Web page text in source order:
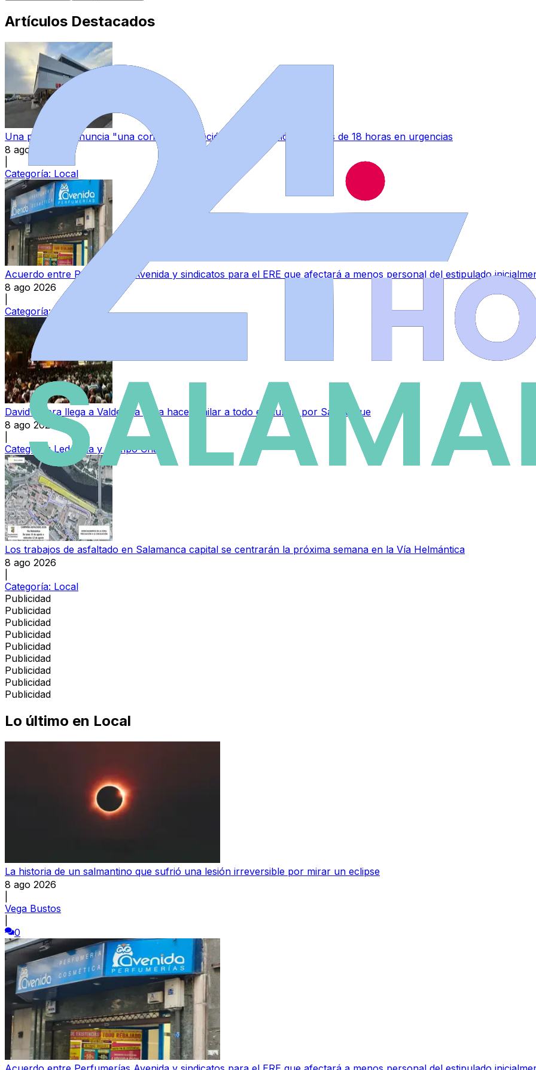
Artículos Destacados
Una paciente denuncia "una continua sensación de abandono" tras más de 18 horas en urgencias
8 ago 2026
Categoría: Local
Acuerdo entre Perfumerías Avenida y sindicatos para el ERE que afectará a menos personal del estipulado
8 ago 2026
Categoría:Local
David Civera llega a Valdelosa para hacer bailar a todo el mundo por San Roque
8 ago 2026
Categoría:Ledesma y Campo Charro
Los trabajos de asfaltado en Salamanca capital se centrarán la próxima semana en la Vía Helmántica
8 ago 2026
Categoría: Local
Publicidad
Publicidad
Publicidad
Publicidad
Publicidad
Publicidad
Publicidad
Publicidad
Publicidad
Lo último en Local
La historia de un salmantino que sufrió una lesión irreversible por mirar un eclipse
8 ago 2026
Vega Bustos
0